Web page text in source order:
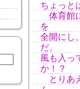
ちょっと
体育館
を
全開にし
だ。
風も入っ
か！？
とりあ